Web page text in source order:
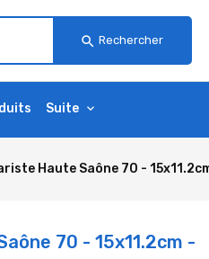
search Rechercher
Suite
Haute Saône 70 -
70 - 15x11.2cm -